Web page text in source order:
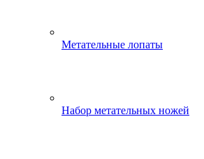
Метательные лопаты
Набор метательных ножей